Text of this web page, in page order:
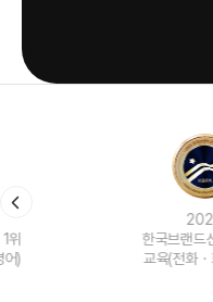
한국브랜드선호도 1위
교육(전화ㆍ화상영어)